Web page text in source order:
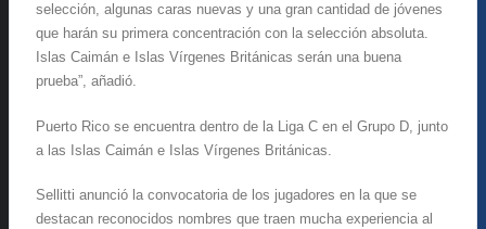
selección, algunas caras nuevas y una gran cantidad de jóvenes
que harán su primera concentración con la selección absoluta.
Islas Caimán e Islas Vírgenes Británicas serán una buena
prueba”, añadió.
Puerto Rico se encuentra dentro de la Liga C en el Grupo D, junto
a las Islas Caimán e Islas Vírgenes Británicas.
Sellitti anunció la convocatoria de los jugadores en la que se
destacan reconocidos nombres que traen mucha experiencia al